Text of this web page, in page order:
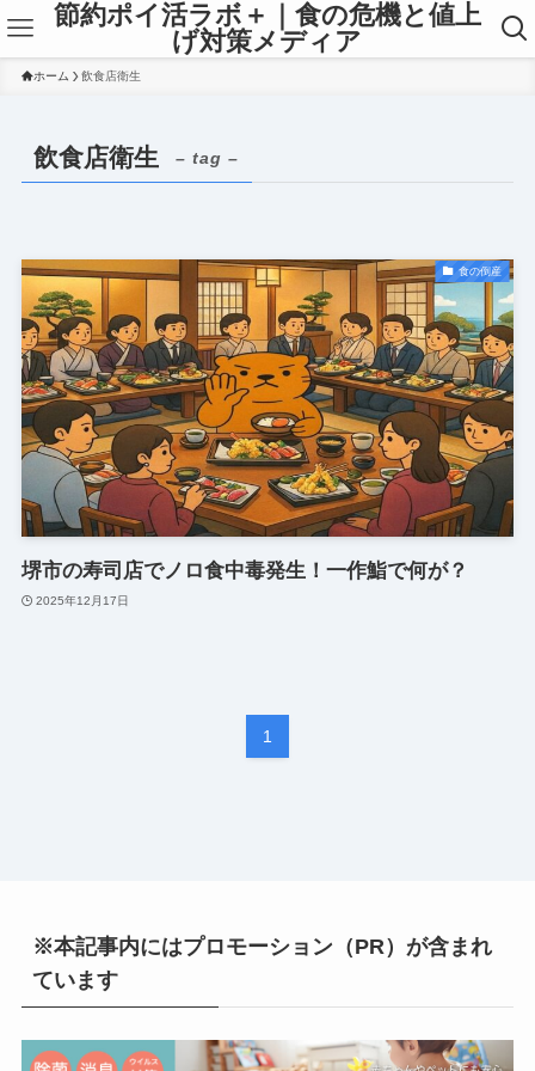
節約ポイ活ラボ＋｜食の危機と値上
げ対策メディア
ホーム 飲食店衛生
飲食店衛生 – tag –
食の倒産
堺市の寿司店でノロ食中毒発生！一作鮨で何が？
2025年12月17日
1
※本記事内にはプロモーション（PR）が含まれ
ています